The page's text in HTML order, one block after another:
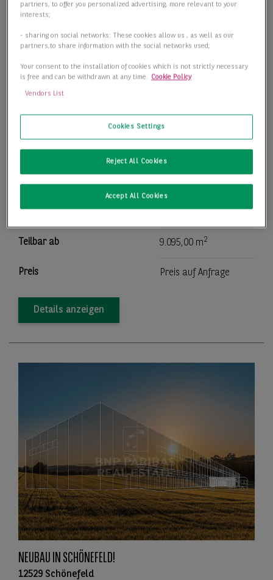
Jetzt bezugsfertig: Logistikhalle in Schönefeld
2
Teilbar ab 9.095,00 m2
Preis Preis auf Anfrage
Details anzeigen
NEUBAU IN SCHÖNEFELD!
12529 Schönefeld
partners, to offer you personalized advertising, more relevant to your
interests;
- sharing on social networks: These cookies allow us , as well as our
partners,to share information with the social networks used;
Your consent to the installation of cookies which is not strictly necessary
is free and can be withdrawn at any time. Cookie Policy
Vendors List
Cookies Settings
Reject All Cookies
Accept All Cookies